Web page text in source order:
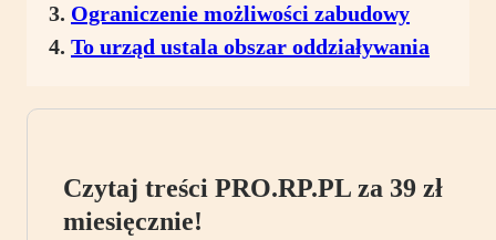
Ograniczenie możliwości zabudowy
To urząd ustala obszar oddziaływania
Czytaj treści PRO.RP.PL za 39 zł
miesięcznie!